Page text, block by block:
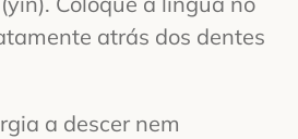
atrás dos dentes
a descer nem